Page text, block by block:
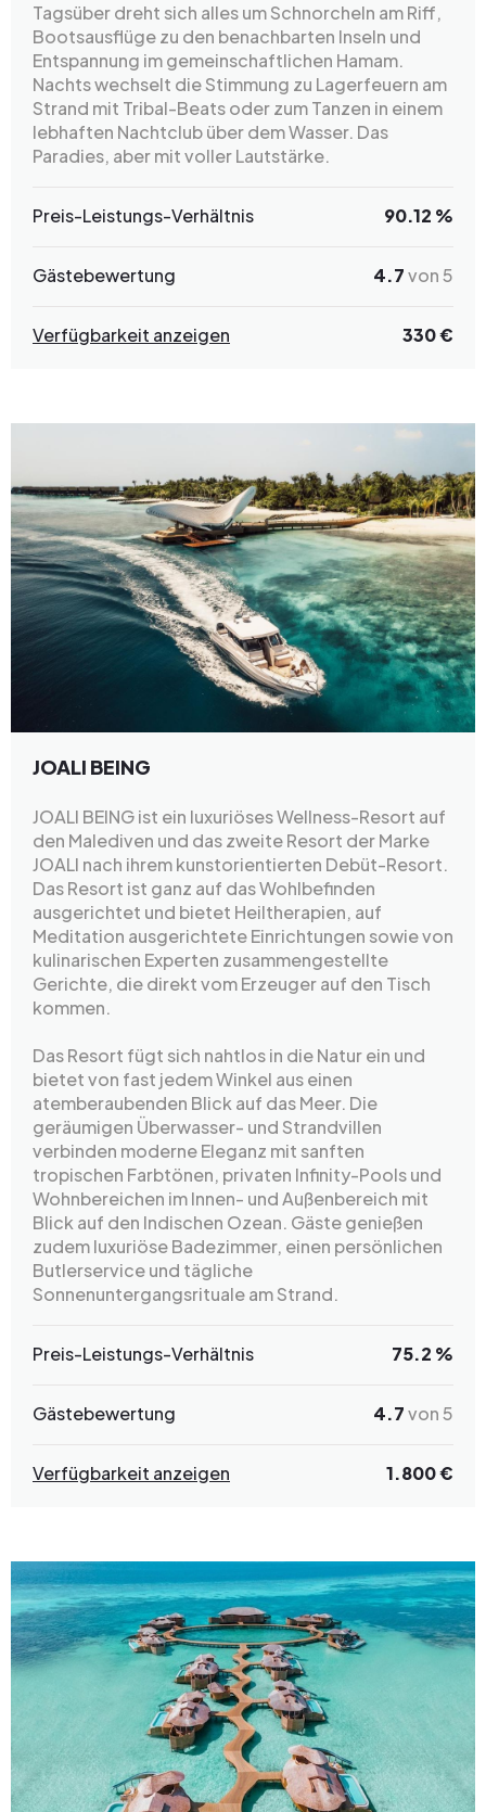
Tagsüber dreht sich alles um Schnorcheln am Riff,
Bootsausflüge zu den benachbarten Inseln und
Entspannung im gemeinschaftlichen Hamam.
Nachts wechselt die Stimmung zu Lagerfeuern am
Strand mit Tribal-Beats oder zum Tanzen in einem
lebhaften Nachtclub über dem Wasser. Das
Paradies, aber mit voller Lautstärke.
Preis-Leistungs-Verhältnis 90.12 %
Gästebewertung 4.7von 5
Verfügbarkeit anzeigen 330 €
JOALI BEING
JOALI BEING ist ein luxuriöses Wellness-Resort auf
den Malediven und das zweite Resort der Marke
JOALI nach ihrem kunstorientierten Debüt-Resort.
Das Resort ist ganz auf das Wohlbefinden
ausgerichtet und bietet Heiltherapien, auf
Meditation ausgerichtete Einrichtungen sowie von
kulinarischen Experten zusammengestellte
Gerichte, die direkt vom Erzeuger auf den Tisch
kommen.
Das Resort fügt sich nahtlos in die Natur ein und
bietet von fast jedem Winkel aus einen
atemberaubenden Blick auf das Meer. Die
geräumigen Überwasser- und Strandvillen
verbinden moderne Eleganz mit sanften
tropischen Farbtönen, privaten Infinity-Pools und
Wohnbereichen im Innen- und Außenbereich mit
Blick auf den Indischen Ozean. Gäste genießen
zudem luxuriöse Badezimmer, einen persönlichen
Butlerservice und tägliche
Sonnenuntergangsrituale am Strand.
Preis-Leistungs-Verhältnis 75.2 %
Gästebewertung 4.7von 5
Verfügbarkeit anzeigen 1.800 €